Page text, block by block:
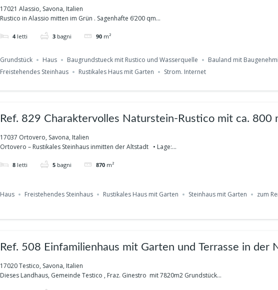
und einer Wasserquelle
17021 Alassio, Savona, Italien
Rustico in Alassio mitten im Grün . Sagenhafte 6’200 qm...
4 letti 3 bagni 90 m²
Grundstück Haus Baugrundstueck mit Rustico und Wasserquelle Bauland mit
Freistehendes Steinhaus
Rustikales Haus mit Garten Strom. Internet
Ref. 829 Charaktervolles Naturstein-Rustico mit ca. 800 m²
Grundstück in Ortovero
17037 Ortovero, Savona, Italien
Ortovero – Rustikales Steinhaus inmitten der Altstadt • Lage:...
8 letti 5 bagni 870 m²
Haus Freistehendes Steinhaus Rustikales Haus mit Garten Steinhaus mit Garten zum
Ref. 508 Einfamilienhaus mit Garten und Terrasse in der
in Ginestro- Testico
17020 Testico, Savona, Italien
Dieses Landhaus, Gemeinde Testico , Fraz. Ginestro mit 7820m2 Grundstück...